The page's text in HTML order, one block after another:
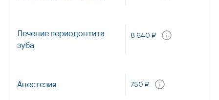
Лечение периодонтита
зуба
8 640 ₽
Анестезия 750 ₽